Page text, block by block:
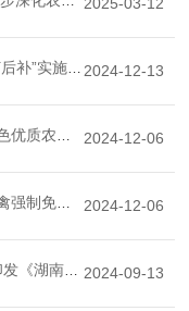
2025-03-12
2024-12-13
· 《关于印发〈湖南省畜禽强制免疫“先打后补”实施方案〉的通知》的政策解读
2024-12-06
· 湖南省农业农村厅关于印发《湖南省绿色优质农产品生产基地认定管理办法》的通知
2024-12-06
· 湖南省农业农村厅关于印发《湖南省畜禽强制免疫“先打后补”实施方案》的通知
2024-09-13
· 湖南省农业农村厅 湖南省财政厅关于印发《湖南省2024—2026年农机购置与应用补贴实施方案》的通知